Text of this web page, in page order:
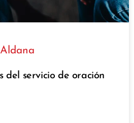
del servicio de oración